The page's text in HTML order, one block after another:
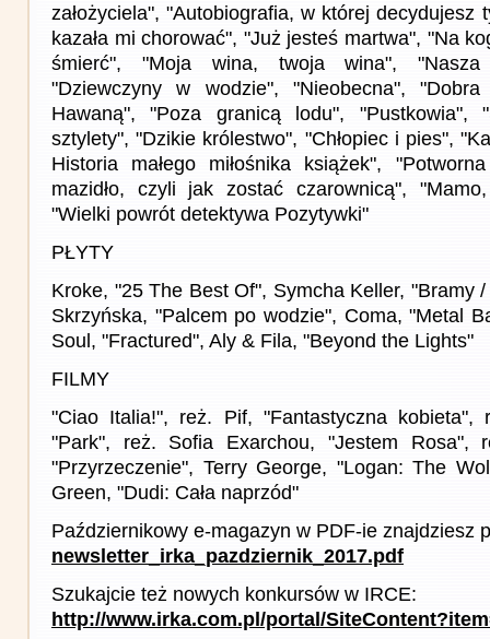
założyciela", "Autobiografia, w której decydujesz
kazała mi chorować", "Już jesteś martwa", "Na
śmierć", "Moja wina, twoja wina", "Nasza
"Dziewczyny w wodzie", "Nieobecna",
Hawaną", "Poza granicą lodu", "Pustkowia",
sztylety", "Dzikie królestwo", "Chłopiec i pies",
Historia małego miłośnika książek",
mazidło, czyli jak zostać czarownicą",
"Wielki powrót detektywa Pozytywki"
PŁYTY
Kroke, "25 The Best Of", Symcha Keller, "Bramy
Skrzyńska, "Palcem po wodzie", Coma, "Metal
Soul, "Fractured", Aly & Fila, "Beyond the Lights"
FILMY
"Ciao Italia!", reż. Pif, "Fantastyczna kobieta",
"Park", reż. Sofia Exarchou, "Jestem Rosa",
"Przyrzeczenie", Terry George, "Logan: The
Green, "Dudi: Cała naprzód"
Październikowy e-magazyn w PDF-ie znajdziesz
newsletter_irka_pazdziernik_2017.pdf
Szukajcie też nowych konkursów w IRCE:
http://www.irka.com.pl/portal/